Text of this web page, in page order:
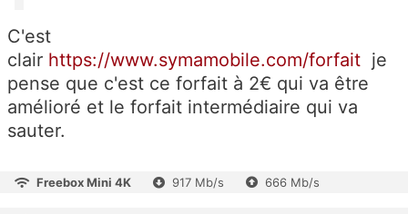
C'est
clair https://www.symamobile.com/forfait je
pense que c'est ce forfait à 2€ qui va être
amélioré et le forfait intermédiaire qui va
sauter.
Freebox Mini 4K 917 Mb/s 666 Mb/s